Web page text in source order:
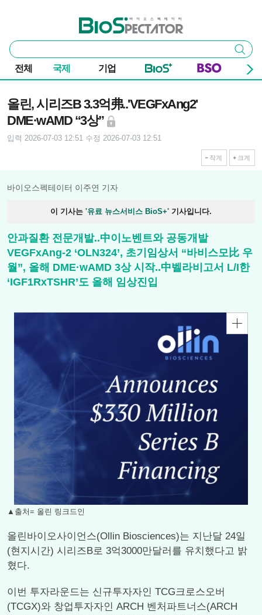
바이오스펙테이터
통
합
검
색
검색
전체 국제 기업
올린, 시리즈B 3.3억弗..'VEGFxAng2'
DME·wAMD “3상”
입력 2026-07-03 12:51 수정 2026-07-03 12:51
작게 크게
바이오스펙테이터 이주연 기자
이 기사는 '유료 뉴스서비스 BioS+' 기사입니다.
안과질환 전문개발..中이노벤트와 공동개발
VEGFxAng-2 ‘OLN324’, 초기임상서 “바비스모比 우
월”, 올해 DME·wAMD 3상 시작..中벨라비고서 L/I한
‘IGF1RxTSHR’도 올해 임상진입
▲출처= 올린 링크드인
올린바이오사이언스(Ollin Biosciences)는 지난달 24일
(현지시간) 시리즈B로 3억3000만달러를 유치했다고 밝
혔다.
이번 투자라운드는 신규투자자인 TCG크로스오버
(TCGX)와 창업투자자인 ARCH 벤처파트너스(ARCH